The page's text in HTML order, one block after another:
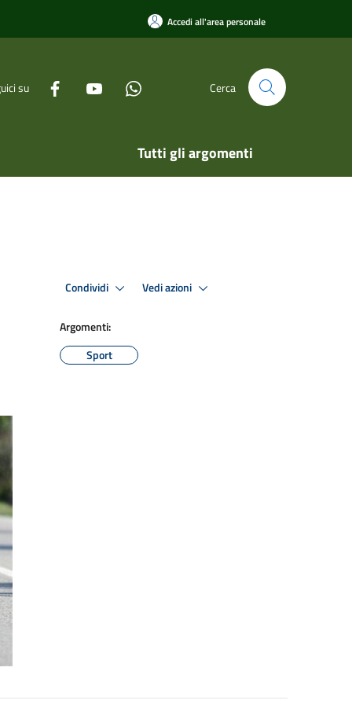
Accedi all'area personale
su Cerca
Tutti gli argomenti
Condividi Vedi azioni
Argomenti:
Sport